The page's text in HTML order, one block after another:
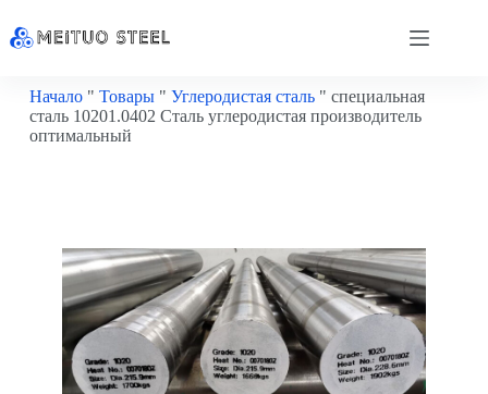
Начало" Товары" Углеродистая сталь" специальная
сталь 10201.0402 Сталь углеродистая производитель
оптимальный